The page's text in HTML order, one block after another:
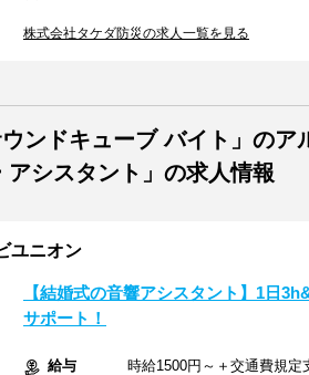
株式会社タケダ防災の求人一覧を見る
ウンドキューブ バイト」の
アシスタント」の求人情報
ユニオン
【結婚式の音響アシスタント】1日
サポート！
給与
時給1500円～＋交通費規定